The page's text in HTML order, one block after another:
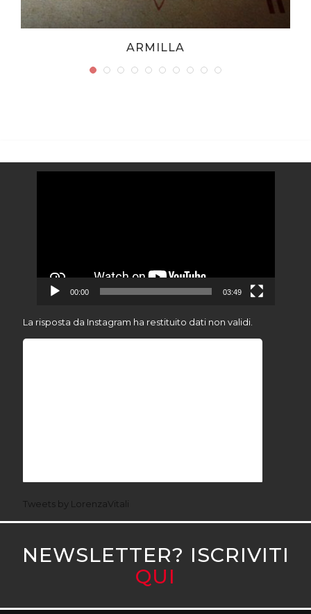
ARMILLA
00:00 03:49
La risposta da Instagram ha restituito dati non validi.
Tweets by LorenzaVitali
NEWSLETTER? ISCRIVITI
QUI